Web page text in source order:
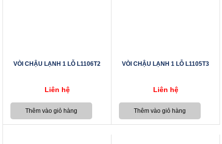
VÒI CHẬU LẠNH 1 LỖ L1106T2
Liên hệ
VÒI CHẬU LẠNH 1 LỖ L1105T3
Liên hệ